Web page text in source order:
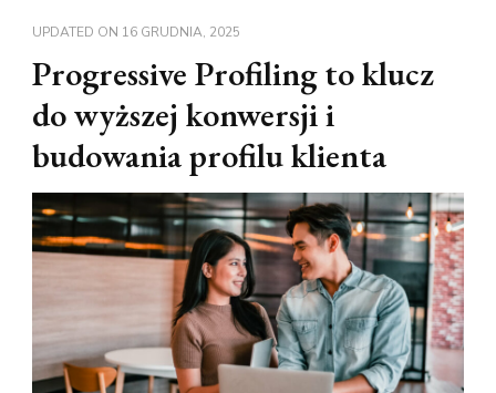
UPDATED ON 16 GRUDNIA, 2025
Progressive Profiling to klucz
do wyższej konwersji i
budowania profilu klienta